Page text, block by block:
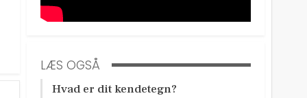
LÆS OGSÅ
Hvad er dit kendetegn?